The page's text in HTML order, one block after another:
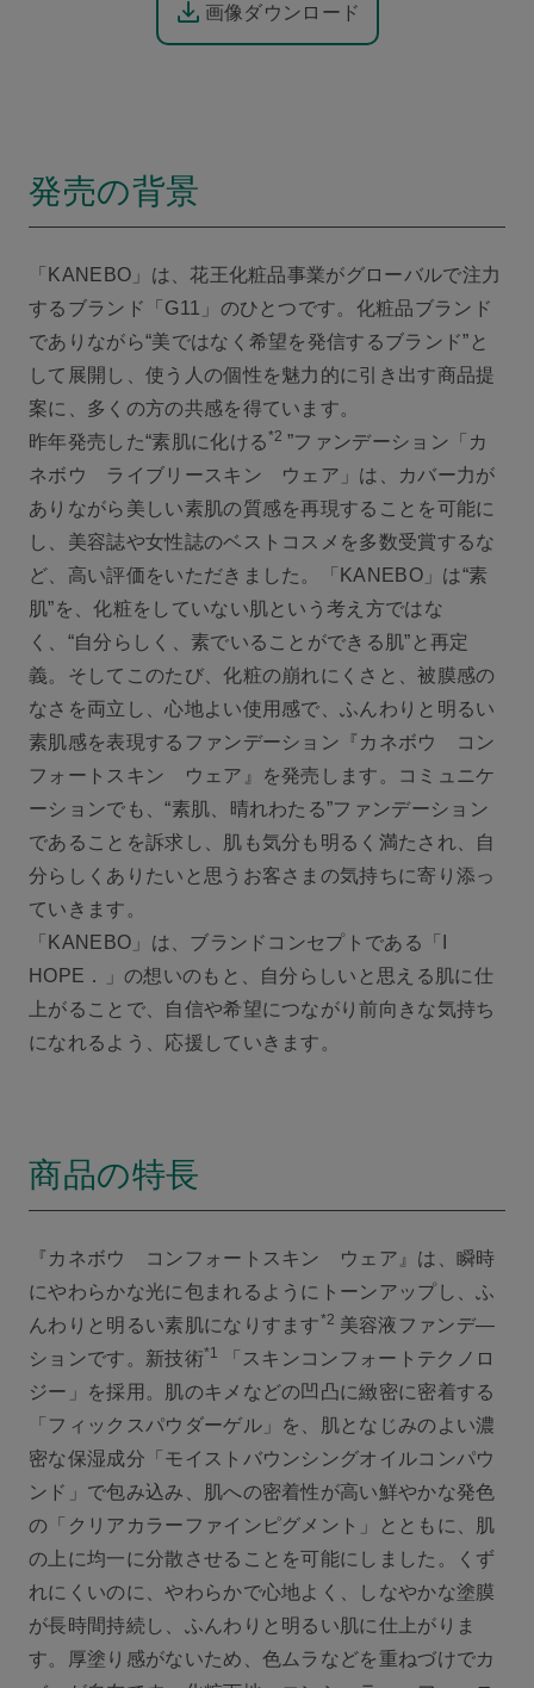
画像ダウンロード
発売の背景
「KANEBO」は、花王化粧品事業がグローバルで注力
するブランド「G11」のひとつです。化粧品ブランド
でありながら“美ではなく希望を発信するブランド”と
して展開し、使う人の個性を魅力的に引き出す商品提
案に、多くの方の共感を得ています。
昨年発売した“素肌に化ける*2”ファンデーション「カ
ネボウ ライブリースキン ウェア」は、カバー力が
ありながら美しい素肌の質感を再現することを可能に
し、美容誌や女性誌のベストコスメを多数受賞するな
ど、高い評価をいただきました。「KANEBO」は“素
肌”を、化粧をしていない肌という考え方ではな
く、“自分らしく、素でいることができる肌”と再定
義。そしてこのたび、化粧の崩れにくさと、被膜感の
なさを両立し、心地よい使用感で、ふんわりと明るい
素肌感を表現するファンデーション『カネボウ コン
フォートスキン ウェア』を発売します。コミュニケ
ーションでも、“素肌、晴れわたる”ファンデーション
であることを訴求し、肌も気分も明るく満たされ、自
分らしくありたいと思うお客さまの気持ちに寄り添っ
ていきます。
「KANEBO」は、ブランドコンセプトである「I
HOPE．」の想いのもと、自分らしいと思える肌に仕
上がることで、自信や希望につながり前向きな気持ち
になれるよう、応援していきます。
商品の特長
『カネボウ コンフォートスキン ウェア』は、瞬時
にやわらかな光に包まれるようにトーンアップし、ふ
んわりと明るい素肌になりすます*2 美容液ファンデ―
ションです。新技術*1
「スキンコンフォートテクノロ
ジー」を採用。肌のキメなどの凹凸に緻密に密着する
「フィックスパウダーゲル」を、肌となじみのよい濃
密な保湿成分「モイストバウンシングオイルコンパウ
ンド」で包み込み、肌への密着性が高い鮮やかな発色
の「クリアカラーファインピグメント」とともに、肌
の上に均一に分散させることを可能にしました。くず
れにくいのに、やわらかで心地よく、しなやかな塗膜
が長時間持続し、ふんわりと明るい肌に仕上がりま
す。厚塗り感がないため、色ムラなどを重ねづけでカ